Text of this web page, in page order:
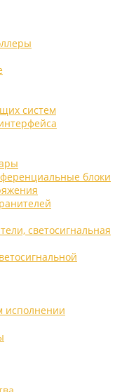
систем
блоки
светосигнальная
исполнении